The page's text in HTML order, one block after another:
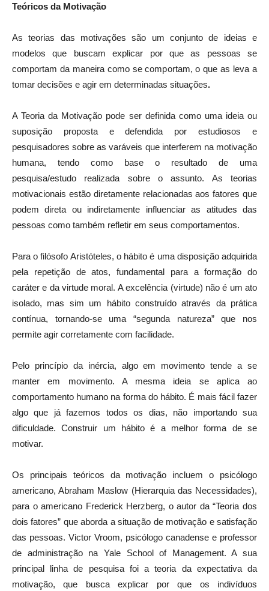
Teóricos da Motivação
As teorias das motivações são um conjunto de ideias e
modelos que buscam explicar por que as pessoas se
comportam da maneira como se comportam, o que as leva a
tomar decisões e agir em determinadas situações.
A Teoria da Motivação pode ser definida como uma ideia ou
suposição proposta e defendida por estudiosos e
pesquisadores sobre as varáveis que interferem na motivação
humana, tendo como base o resultado de uma
pesquisa/estudo realizada sobre o assunto. As teorias
motivacionais estão diretamente relacionadas aos fatores que
podem direta ou indiretamente influenciar as atitudes das
pessoas como também refletir em seus comportamentos.
Para o filósofo Aristóteles, o hábito é uma disposição adquirida
pela repetição de atos, fundamental para a formação do
caráter e da virtude moral. A excelência (virtude) não é um ato
isolado, mas sim um hábito construído através da prática
contínua, tornando-se uma “segunda natureza” que nos
permite agir corretamente com facilidade.
Pelo princípio da inércia, algo em movimento tende a se
manter em movimento. A mesma ideia se aplica ao
comportamento humano na forma do hábito. É mais fácil fazer
algo que já fazemos todos os dias, não importando sua
dificuldade. Construir um hábito é a melhor forma de se
motivar.
Os principais teóricos da motivação incluem o psicólogo
americano, Abraham Maslow (Hierarquia das Necessidades),
para o americano Frederick Herzberg, o autor da “Teoria dos
dois fatores” que aborda a situação de motivação e satisfação
das pessoas. Victor Vroom, psicólogo canadense e professor
de administração na Yale School of Management. A sua
principal linha de pesquisa foi a teoria da expectativa da
motivação, que busca explicar por que os indivíduos